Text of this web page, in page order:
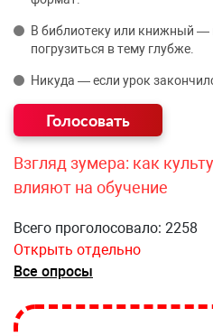
В библиотеку или книжный —
погрузиться в тему глубже.
Никуда — если урок
Взгляд зумера: как
влияют на обучение
Всего проголосовало: 2258
Открыть отдельно
Все опросы